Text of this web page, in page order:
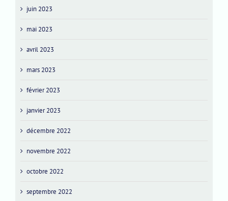
juin 2023
mai 2023
avril 2023
mars 2023
février 2023
janvier 2023
décembre 2022
novembre 2022
octobre 2022
septembre 2022